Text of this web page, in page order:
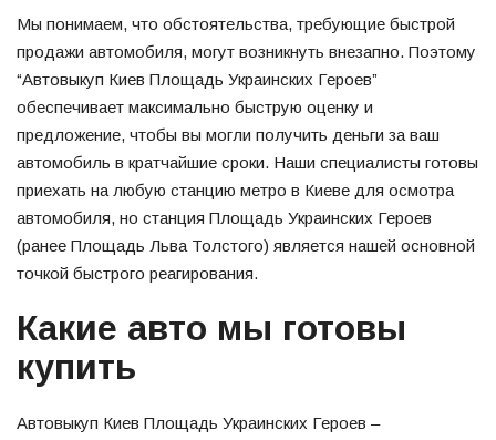
Мы понимаем, что обстоятельства, требующие быстрой
продажи автомобиля, могут возникнуть внезапно. Поэтому
“Автовыкуп Киев Площадь Украинских Героев”
обеспечивает максимально быструю оценку и
предложение, чтобы вы могли получить деньги за ваш
автомобиль в кратчайшие сроки. Наши специалисты готовы
приехать на любую станцию метро в Киеве для осмотра
автомобиля, но станция Площадь Украинских Героев
(ранее Площадь Льва Толстого) является нашей основной
точкой быстрого реагирования.
Какие авто мы готовы
купить
Автовыкуп Киев Площадь Украинских Героев –